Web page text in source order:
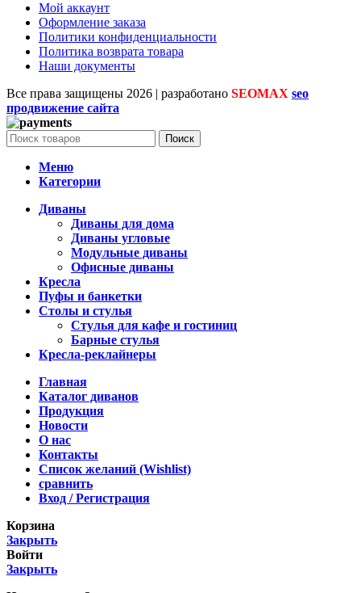
Мой аккаунт
Оформление заказа
Политики конфиденциальности
Политика возврата товара
Наши документы
Все права защищены 2026 | разработано SEOMAX seo
продвижение сайта
Поиск
Меню
Категории
Диваны
Диваны для дома
Диваны угловые
Модульные диваны
Офисные диваны
Кресла
Пуфы и банкетки
Столы и стулья
Стулья для кафе и гостиниц
Барные стулья
Кресла-реклайнеры
Главная
Каталог диванов
Продукция
Новости
О нас
Контакты
Список желаний (Wishlist)
сравнить
Вход / Регистрация
Корзина
Закрыть
Войти
Закрыть